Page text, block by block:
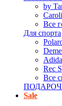
by
Все
Для спорта
Rec
Все
Sale